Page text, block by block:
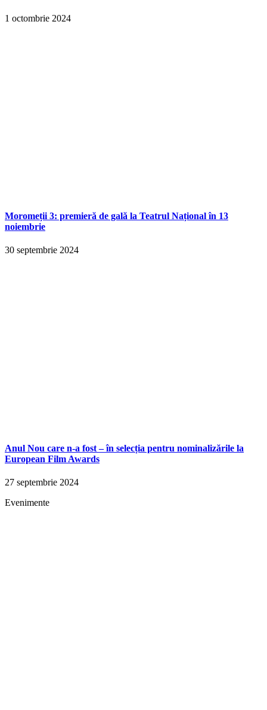
1 octombrie 2024
Moromeții 3: premieră de gală la Teatrul Național în 13
noiembrie
30 septembrie 2024
Anul Nou care n-a fost – în selecția pentru nominalizările la
European Film Awards
27 septembrie 2024
Evenimente